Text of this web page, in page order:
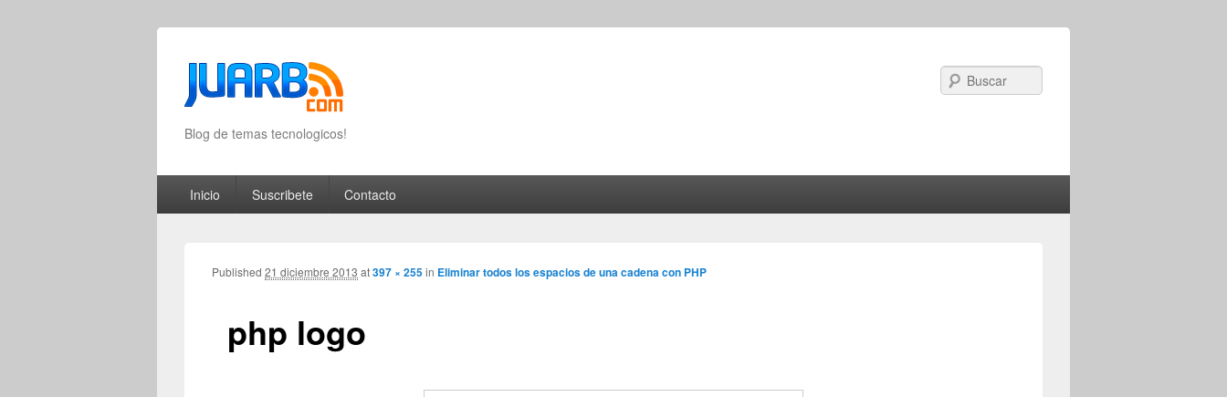
Blog de temas tecnologicos!
Primary menu
Skip to primary content
Skip to secondary content
Inicio Suscribete Contacto
php logo
Published 21 diciembre 2013 at397 × 255in Eliminar todos los espacios de una cadena con PHP